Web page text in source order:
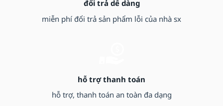
đổi trả dễ dàng
miễn phí đổi trả sản phẩm lỗi của nhà sx
hỗ trợ thanh toán
hỗ trợ, thanh toán an toàn đa dạng